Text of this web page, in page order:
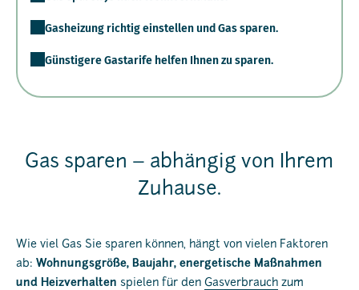
Gasheizung richtig einstellen und Gas sparen.
Günstigere Gastarife helfen Ihnen zu sparen.
Gas sparen – abhängig von Ihrem
Zuhause.
Wie viel Gas Sie sparen können, hängt von vielen Faktoren
ab: Wohnungsgröße, Baujahr, energetische Maßnahmen
und Heizverhalten spielen für den Gasverbrauch zum